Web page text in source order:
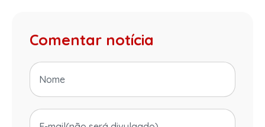
Comentar notícia